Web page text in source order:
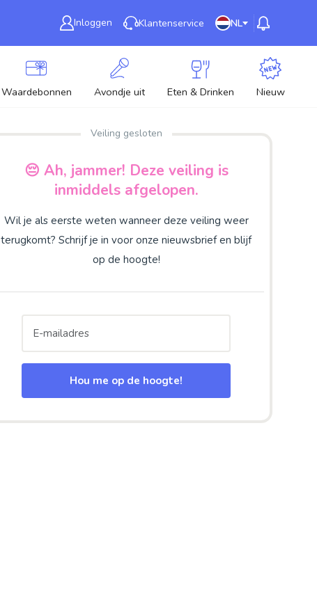
Inloggen Klantenservice NL
Waardebonnen Avondje uit Eten & Drinken Nieuw
Veiling gesloten
😔 Ah, jammer! Deze veiling is
inmiddels afgelopen.
Wil je als eerste weten wanneer deze veiling weer
terugkomt? Schrijf je in voor onze nieuwsbrief en blijf
op de hoogte!
Hou me op de hoogte!